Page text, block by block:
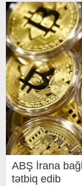
ABŞ İrana
tətbiq edib